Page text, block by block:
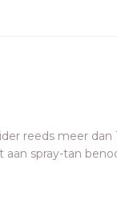
reeds meer
spray-tan